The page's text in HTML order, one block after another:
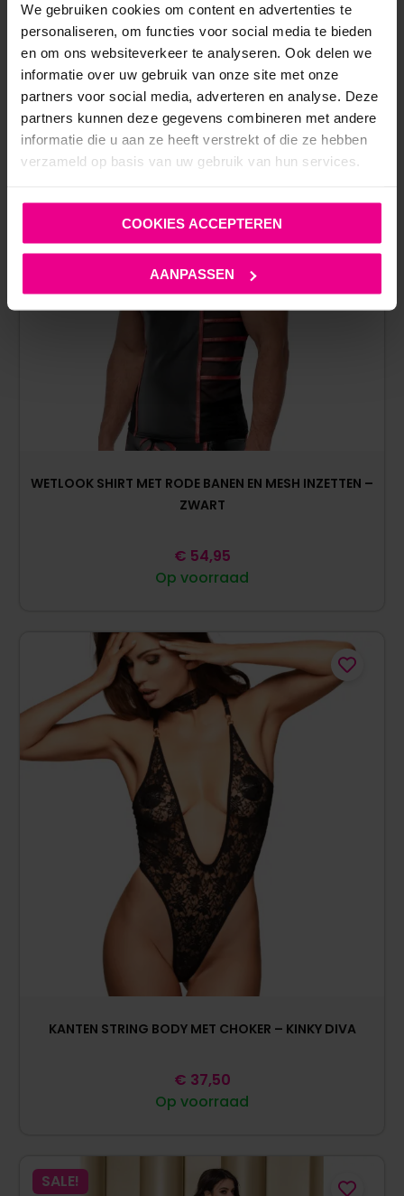
We gebruiken cookies om content en advertenties te
personaliseren, om functies voor social media te bieden
en om ons websiteverkeer te analyseren. Ook delen we
informatie over uw gebruik van onze site met onze
partners voor social media, adverteren en analyse. Deze
partners kunnen deze gegevens combineren met andere
informatie die u aan ze heeft verstrekt of die ze hebben
verzameld op basis van uw gebruik van hun services.
COOKIES ACCEPTEREN
AANPASSEN
ANDERE MENSEN BEKEKEN OOK:
WETLOOK SHIRT MET RODE BANEN EN MESH INZETTEN –
ZWART
Op voorraad
€ 54,95
KANTEN STRING BODY MET CHOKER – KINKY DIVA
Op voorraad
€ 37,50
SALE!